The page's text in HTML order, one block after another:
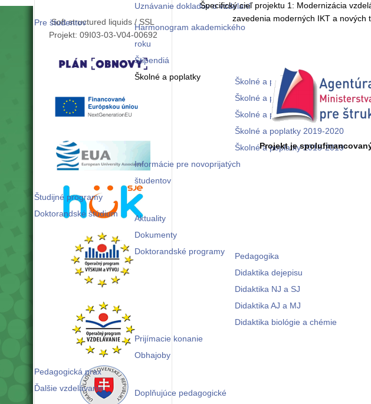
Uznávanie dokladov o vzdelaní
Pre študentov
Harmonogram akademického
roku
Štipendiá
Školné a poplatky
Školné a poplatky 2022-2023
Školné a poplatky 2021-2022
Školné a poplatky 2020-2021
Školné a poplatky 2019-2020
Školné a poplatky 2018-2019
Informácie pre novoprijatých
študentov
Študijné programy
Doktorandské štúdium
Aktuality
Dokumenty
Doktorandské programy
Pedagogika
Didaktika dejepisu
Didaktika NJ a SJ
Didaktika AJ a MJ
Didaktika biológie a chémie
Prijímacie konanie
Obhajoby
Pedagogická prax
Ďalšie vzdelávanie
Doplňujúce pedagogické
Špecifický cieľ projektu 1: Modernizácia
zavedenia moderných IKT a
Projekt je
Soft structured liquids / SSL
Projekt: 09I03-03-V04-00692